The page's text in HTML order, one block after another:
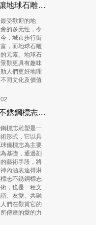
步行街景觀讓地球石雕拉近社會距離
受歡迎的地
的多元性，令
，城市步行街
，而地球石雕
元素。地球石
觀更具有趣味
人們更好地理
同文化及價值
地球儀標志不銹鋼標志雕塑傳達和諧與愛的美好信息
標志雕塑是一
形式，它以具
儀標志為主要
基礎，通過刻
藝術手段，將
內涵表達得淋
志不銹鋼標志
，也是一種文
、友愛、共融
們在觀賞它的
傳達的愛的力